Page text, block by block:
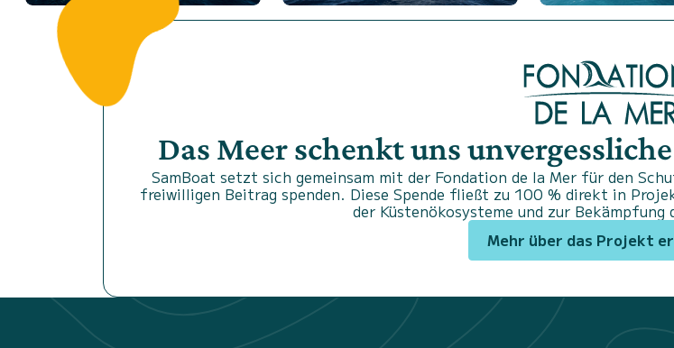
Das Meer schenkt uns
SamBoat setzt sich gemeinsam mit der Fondation de la Mer für den
freiwilligen Beitrag spenden. Diese Spende fließt zu 100 % direkt in
der Küstenökosysteme und zur
Mehr über das Projekt